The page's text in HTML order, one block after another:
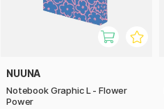
NUUNA
Notebook Graphic L - Flower
Power